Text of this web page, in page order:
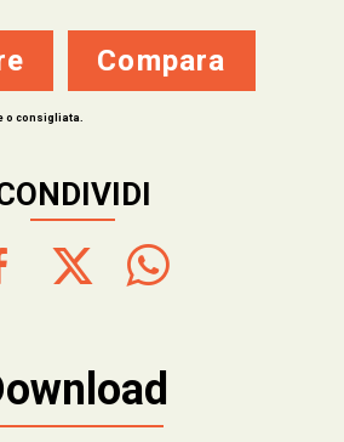
Compara
o consigliata.